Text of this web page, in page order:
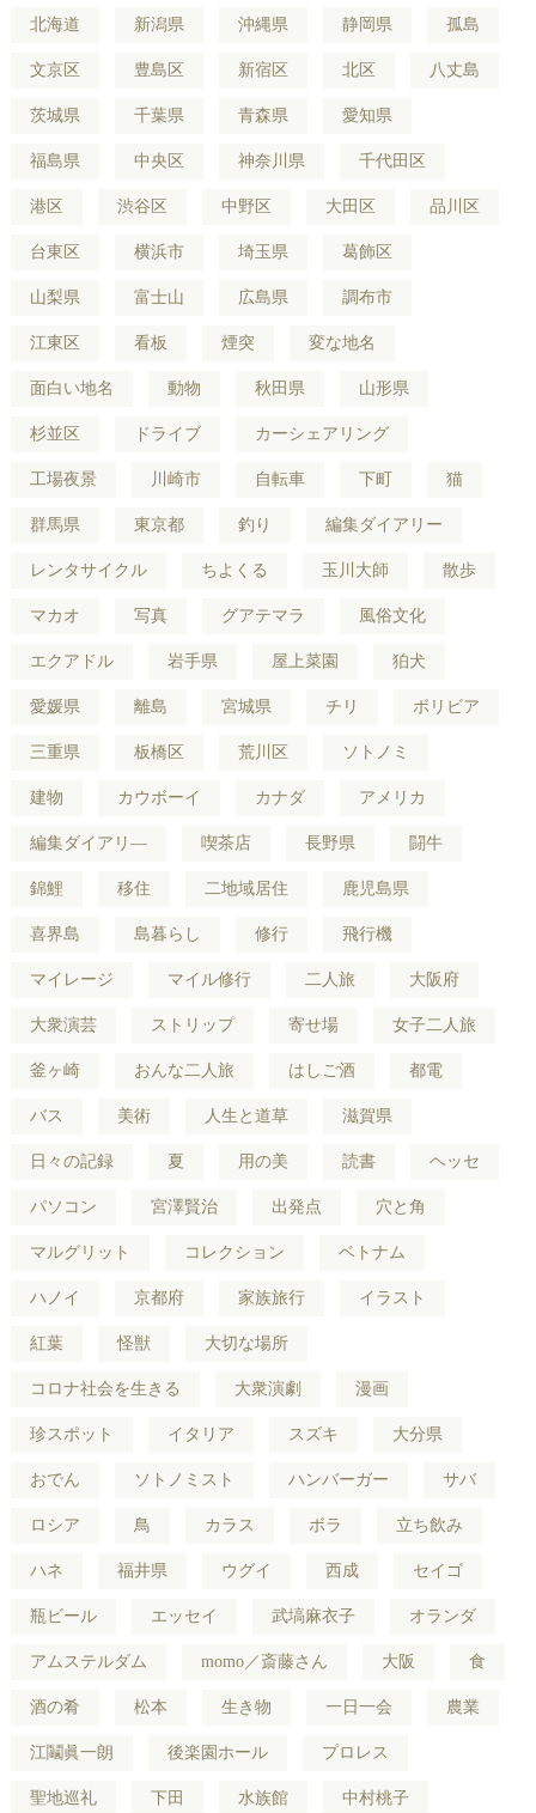
北海道 新潟県 沖縄県 静岡県 孤島
文京区 豊島区 新宿区 北区 八丈島
茨城県 千葉県 青森県 愛知県
福島県 中央区 神奈川県 千代田区
港区 渋谷区 中野区 大田区 品川区
台東区 横浜市 埼玉県 葛飾区
山梨県 富士山 広島県 調布市
江東区 看板 煙突 変な地名
面白い地名 動物 秋田県 山形県
杉並区 ドライブ カーシェアリング
工場夜景 川崎市 自転車 下町 猫
群馬県 東京都 釣り 編集ダイアリー
レンタサイクル ちよくる 玉川大師 散歩
マカオ 写真 グアテマラ 風俗文化
エクアドル 岩手県 屋上菜園 狛犬
愛媛県 離島 宮城県 チリ ボリビア
三重県 板橋区 荒川区 ソトノミ
建物 カウボーイ カナダ アメリカ
編集ダイアリ― 喫茶店 長野県 闘牛
錦鯉 移住 二地域居住 鹿児島県
喜界島 島暮らし 修行 飛行機
マイレージ マイル修行 二人旅 大阪府
大衆演芸 ストリップ 寄せ場 女子二人旅
釜ヶ崎 おんな二人旅 はしご酒 都電
バス 美術 人生と道草 滋賀県
日々の記録 夏 用の美 読書 ヘッセ
パソコン 宮澤賢治 出発点 穴と角
マルグリット コレクション ベトナム
ハノイ 京都府 家族旅行 イラスト
紅葉 怪獣 大切な場所
コロナ社会を生きる 大衆演劇 漫画
珍スポット イタリア スズキ 大分県
おでん ソトノミスト ハンバーガー サバ
ロシア 鳥 カラス ボラ 立ち飲み
ハネ 福井県 ウグイ 西成 セイゴ
瓶ビール エッセイ 武塙麻衣子 オランダ
アムステルダム momo／斎藤さん 大阪 食
酒の肴 松本 生き物 一日一会 農業
江鬮眞一朗 後楽園ホール プロレス
聖地巡礼 下田 水族館 中村桃子